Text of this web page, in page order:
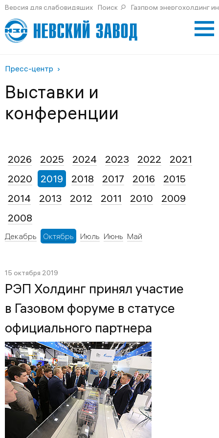
Версия для слабовидящих Поиск Газпром энергохолдинг
Пресс-центр
Выставки и
конференции
2026 2025 2024 2023 2022
2021
2020
2019
Декабрь Октябрь Июль Июнь Май
2018 2017 2016
2015
2014
2013 2012 2011 2010
2009
2008
15 октября 2019
РЭП Холдинг принял участие
в Газовом форуме в статусе
официального партнера